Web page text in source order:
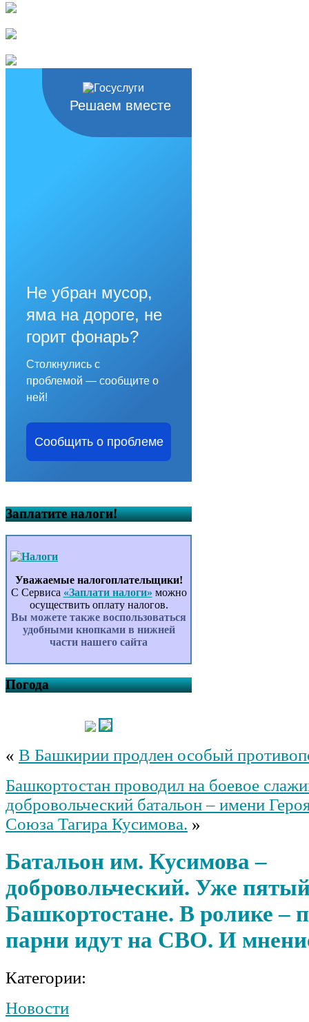
Решаем вместе
Не убран мусор,
яма на дороге, не
горит фонарь?
Столкнулись с
проблемой — сообщите о
ней!
Сообщить о проблеме
Заплатите налоги!
Уважаемые налогоплательщики!
С Сервиса «Заплати налоги» можно
осуществить оплату налогов.
Вы можете также воспользоваться
удобными кнопками в нижней
части нашего сайта
Погода
« В Башкирии продлен особый
Башкортостан проводил на боевое
добровольческий батальон – имени
Союза Тагира Кусимова. »
Батальон им. Кусимова –
добровольческий. Уже
Башкортостане. В ролике –
парни идут на СВО. И
Категории:
Новости